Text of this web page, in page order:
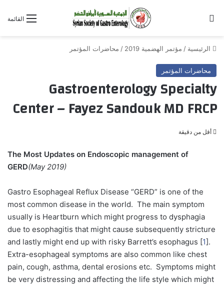
القائمة
الرئيسية / مؤتمر الهضمية 2019 / محاضرات المؤتمر
محاضرات المؤتمر
Gastroenterology Specialty
Center – Fayez Sandouk MD FRCP
أقل من دقيقة
The Most Updates on Endoscopic management of
GERD(May 2019)
Gastro Esophageal Reflux Disease “GERD” is one of the
most common disease in the world. The main symptom
usually is Heartburn which might progress to dysphagia
due to esophagitis that might cause subsequently stricture
and lastly might end up with risky Barrett’s esophagus [1].
Extra-esophageal symptoms are also common like chest
pain, cough, asthma, dental erosions etc. Symptoms might
be very distressing and affecting the life style which might